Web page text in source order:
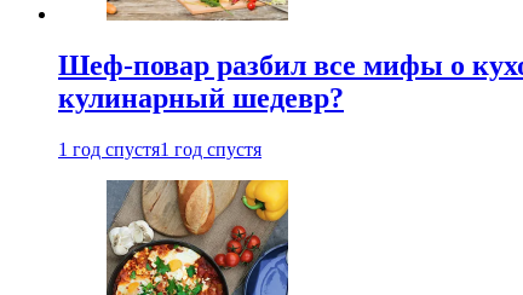
Шеф-повар разбил все мифы о
кулинарный шедевр?
1 год спустя1 год спустя